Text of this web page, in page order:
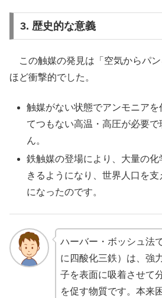
3. 歴史的な意義
この触媒の発見は「空気からパ
ほど衝撃的でした。
触媒がない状態でアンモニアを
てつもない高温・高圧が必要
ん。
鉄触媒の登場により、大量の
きるようになり、世界人口を
になったのです。
ハーバー・ボッシュ法
に四酸化三鉄）は、強
子を表面に吸着させて
を促す物質です。本来